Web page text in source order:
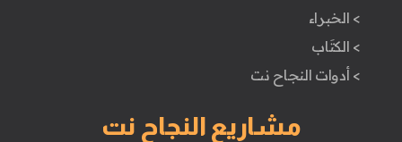
> الخبراء
> الكتَاب
> أدوات النجاح نت
مشاريع النجاح نت